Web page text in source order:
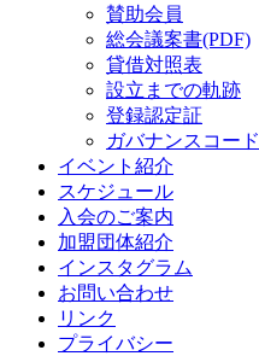
賛助会員
総会議案書(PDF)
貸借対照表
設立までの軌跡
登録認定証
ガバナンスコード
イベント紹介
スケジュール
入会のご案内
加盟団体紹介
インスタグラム
お問い合わせ
リンク
プライバシー